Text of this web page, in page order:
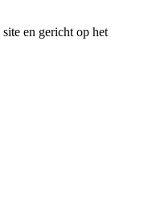
en gericht op het